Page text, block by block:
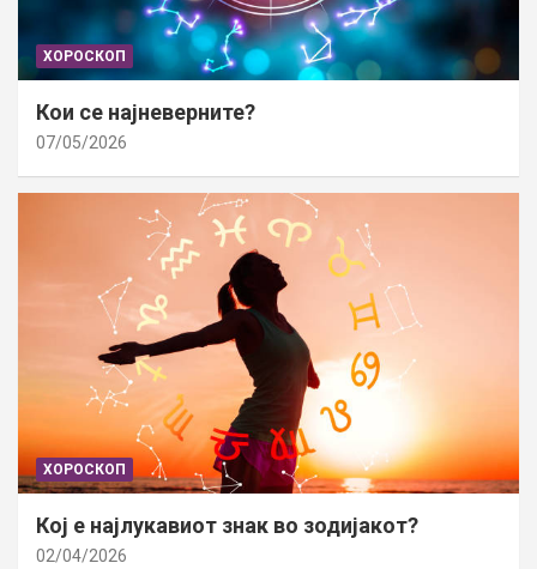
ХОРОСКОП
Кои се најневерните?
07/05/2026
ХОРОСКОП
Кој е најлукавиот знак во зодијакот?
02/04/2026